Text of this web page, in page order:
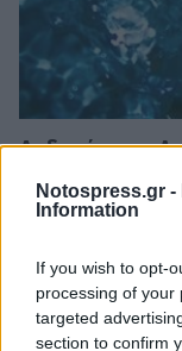
Notospress.gr -
Information
If you wish to opt-
processing of your
targeted
section to confirm
Ανδρεάκος:
κόστος αλλά
και στο